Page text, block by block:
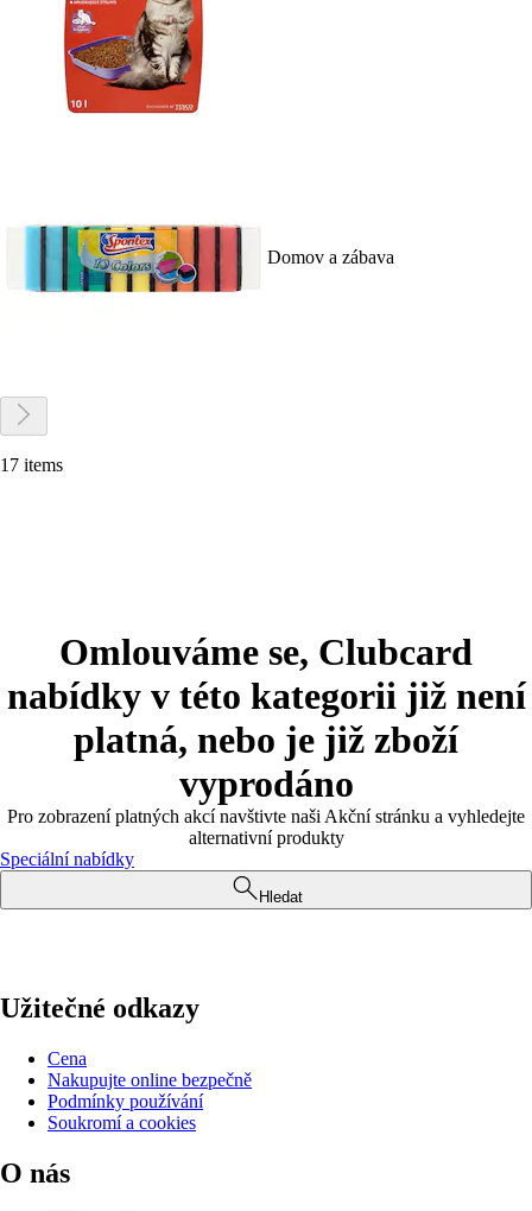
Domov a zábava
17 items
Omlouváme se, Clubcard
nabídky v této kategorii již není
platná, nebo je již zboží
vyprodáno
Pro zobrazení platných akcí navštivte naši Akční stránku a vyhledejte
alternativní produkty
Speciální nabídky
Hledat
Užitečné odkazy
Cena
Nakupujte online bezpečně
Podmínky používání
Soukromí a cookies
O nás